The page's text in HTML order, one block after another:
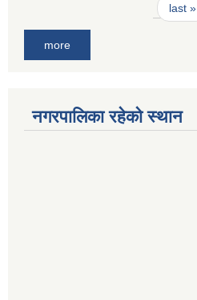
last »
more
नगरपालिका रहेको स्थान